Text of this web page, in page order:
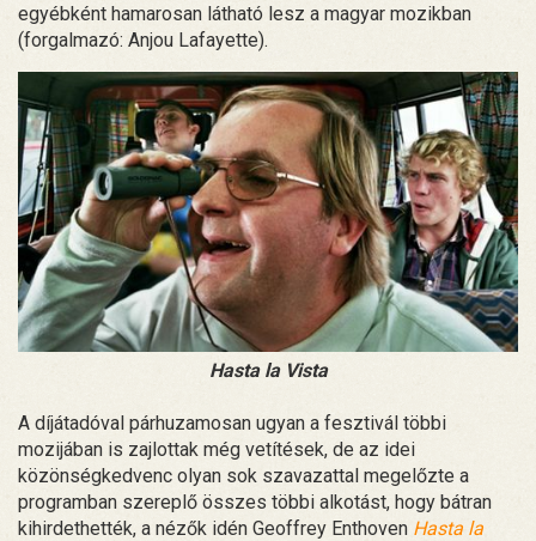
egyébként hamarosan látható lesz a magyar mozikban
(forgalmazó: Anjou Lafayette).
Hasta la Vista
A díjátadóval párhuzamosan ugyan a fesztivál többi
mozijában is zajlottak még vetítések, de az idei
közönségkedvenc olyan sok szavazattal megelőzte a
programban szereplő összes többi alkotást, hogy bátran
kihirdethették, a nézők idén Geoffrey Enthoven Hasta la